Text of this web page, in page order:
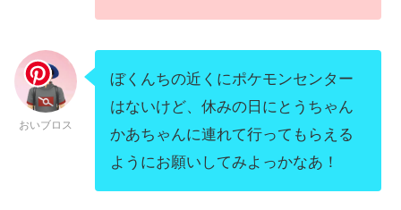
おいブロス
ぼくんちの近くにポケモンセンター
はないけど、休みの日にとうちゃん
かあちゃんに連れて行ってもらえる
ようにお願いしてみよっかなあ！